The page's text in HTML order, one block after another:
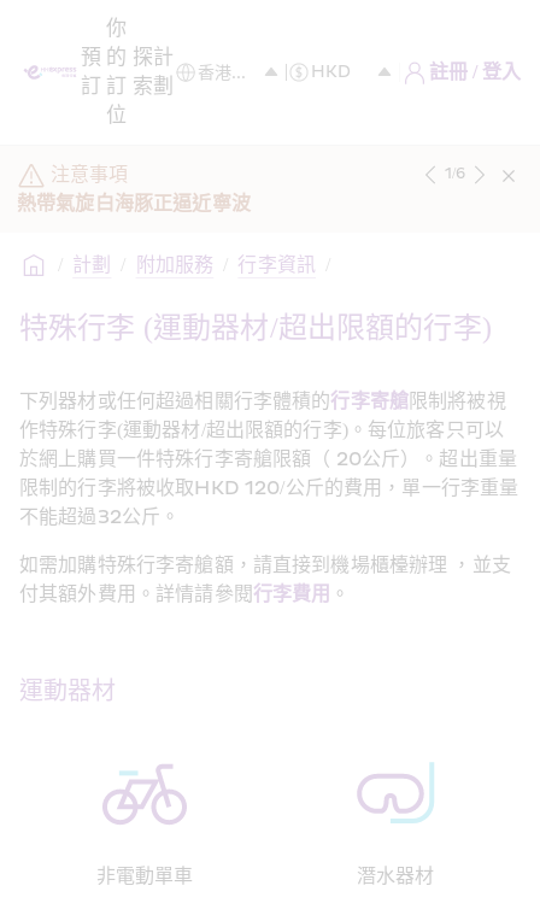
預
訂
你
的
訂
位
探
索
計
劃
註冊 / 登入
注意事項
熱帶氣旋白海豚正逼近寧波
1/6
/ 計劃 / 附加服務 / 行李資訊 /
特殊行李 (運動器材/超出限額的行李)
下列器材或任何超過相關行李體積的行李寄艙限制將被視
作特殊行李(運動器材/超出限額的行李)。每位旅客只可以
於網上購買一件特殊行李寄艙限額（ 20公斤）。超出重量
限制的行李將被收取HKD 120/公斤的費用，單一行李重量
不能超過32公斤。
如需加購特殊行李寄艙額，請直接到機場櫃檯辦理 ，並支
付其額外費用。詳情請參閱 行李費用 。
運動器材
非電動單車 潛水器材